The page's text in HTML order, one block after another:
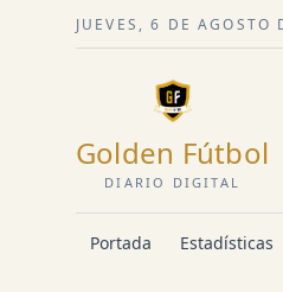
JUEVES, 6 DE AGOSTO
Golden Fútbol
DIARIO DIGITAL
Portada Estadísticas